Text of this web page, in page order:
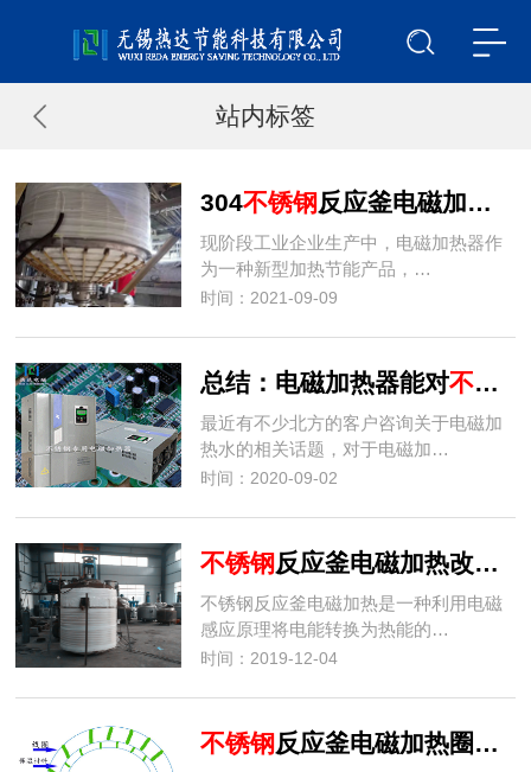
站内标签
304不锈钢 反应釜电磁加热节能改造案例
现阶段工业企业生产中，电磁加热器作
为一种新型加热节能产品，…
时间：2021-09-09
总结：电磁加热器能对不锈钢
最近有不少北方的客户咨询关于电磁加
热水的相关话题，对于电磁加…
时间：2020-09-02
不锈钢 反应釜电磁加热改造的原理
不锈钢反应釜电磁加热是一种利用电磁
感应原理将电能转换为热能的…
时间：2019-12-04
不锈钢 反应釜电磁加热圈绕制方法